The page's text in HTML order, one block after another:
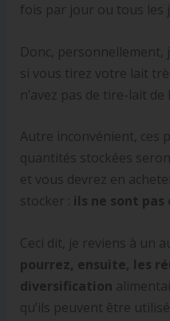
fois par jour ou tous les
Donc, personnellement,
si vous tirez votre lait
n’avez pas de tire-lait de
Autre inconvénient, ces
quantités stockées
et vous devrez en
stocker : ils ne sont pas
Ceci dit, je reviens à un
pourrez, ensuite, les
diversification
qu’ils peuvent être